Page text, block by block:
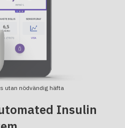
utan nödvändig häfta
Insulin